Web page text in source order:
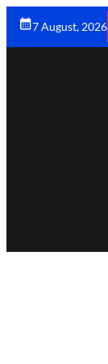
7 August, 2026